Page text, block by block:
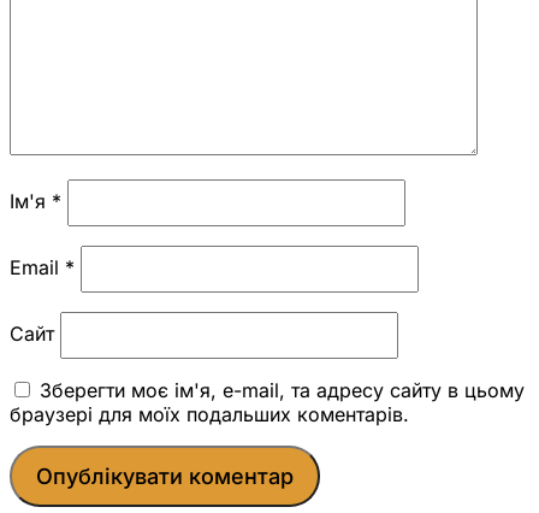
Ім'я *
Email *
Сайт
Зберегти моє ім'я, e-mail, та адресу сайту в цьому
браузері для моїх подальших коментарів.